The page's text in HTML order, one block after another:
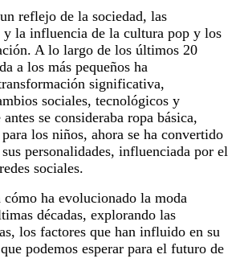
reflejo de la sociedad, las
y la influencia de la cultura pop y los
A lo largo de los últimos 20
a los más pequeños ha
significativa,
sociales, tecnológicos y
se consideraba ropa básica,
los niños, ahora se ha convertido
personalidades, influenciada por el
sociales.
ha evolucionado la moda
décadas, explorando las
los factores que han influido en su
podemos esperar para el futuro de